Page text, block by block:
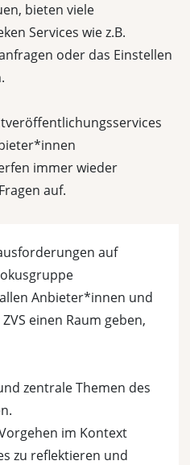
bieten viele
Services wie z.B.
oder das Einstellen
immer wieder
auf.
auf
Anbieter*innen und
einen Raum geben,
zentrale Themen des
im Kontext
zu reflektieren und